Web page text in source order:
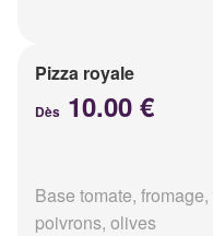
Pizza royale
Dès 10.00 €
Base tomate,
poivrons, olives